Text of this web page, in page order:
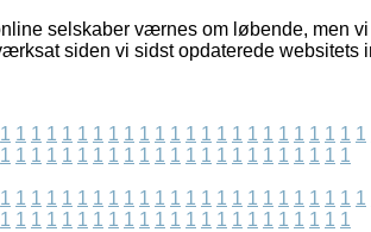
selskaber værnes om løbende, men
siden vi sidst opdaterede websitets
1 1 1 1 1 1 1 1 1 1 1 1 1 1 1 1 1 1 1 1 1 1 1 1
1 1 1 1 1 1 1 1 1 1 1 1 1 1 1 1 1 1 1 1 1 1 1
1 1 1 1 1 1 1 1 1 1 1 1 1 1 1 1 1 1 1 1 1 1 1 1
1 1 1 1 1 1 1 1 1 1 1 1 1 1 1 1 1 1 1 1 1 1 1